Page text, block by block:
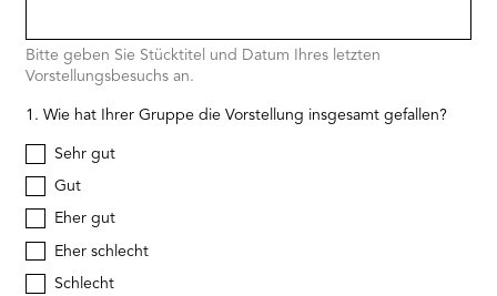
Bitte geben Sie Stücktitel und Datum Ihres letzten
Vorstellungsbesuchs an.
1. Wie hat Ihrer Gruppe die Vorstellung insgesamt gefallen?
Sehr gut
Gut
Eher gut
Eher schlecht
Schlecht